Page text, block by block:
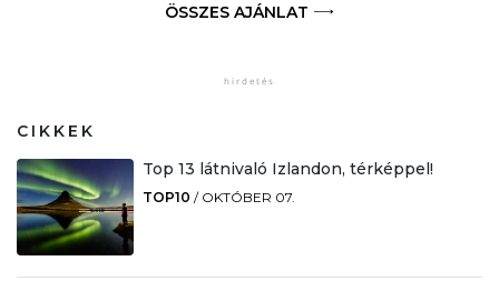
ÖSSZES AJÁNLAT
CIKKEK
Top 13 látnivaló Izlandon, térképpel!
TOP10 / OKTÓBER 07.